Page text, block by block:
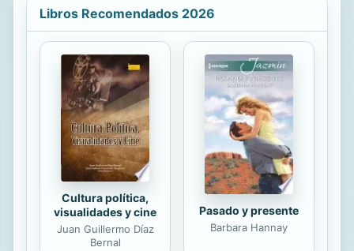
Libros Recomendados 2026
Cultura política,
visualidades y cine
Juan Guillermo Díaz
Bernal
Pasado y presente
Barbara Hannay